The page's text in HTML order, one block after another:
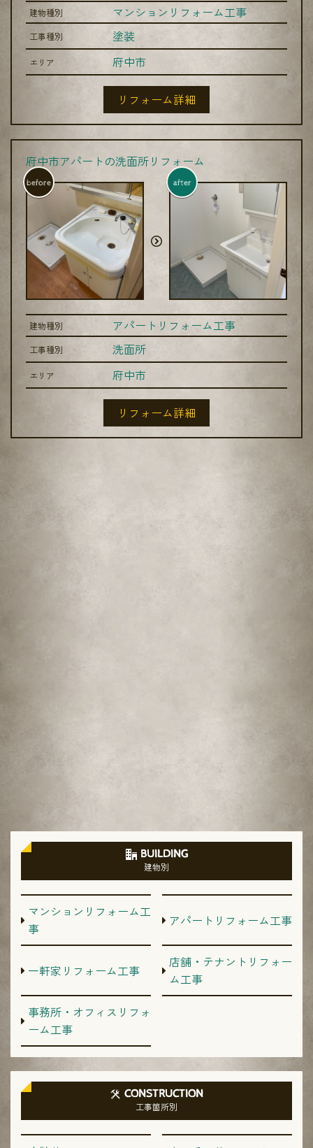
建物種別 マンションリフォーム工事
工事種別 塗装
エリア 府中市
リフォーム詳細
府中市アパートの洗面所リフォーム
before after
建物種別 アパートリフォーム工事
工事種別 洗面所
エリア 府中市
リフォーム詳細
BUILDING
建物別
マンションリフォーム工
事
アパートリフォーム工事
一軒家リフォーム工事
店舗・テナントリフォー
ム工事
事務所・オフィスリフォ
ーム工事
CONSTRUCTION
工事箇所別